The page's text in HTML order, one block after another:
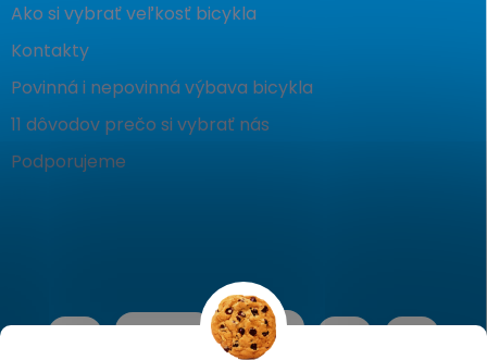
Ako si vybrať veľkosť bicykla
Kontakty
Povinná i nepovinná výbava bicykla
11 dôvodov prečo si vybrať nás
Podporujeme